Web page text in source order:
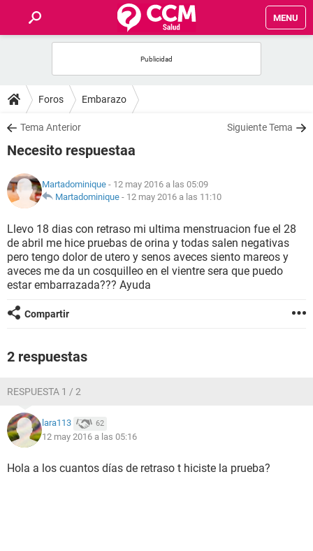
MENU
FOROS
SALUD
NUTRICIÓN
BIENESTAR
SEXUALIDAD
GLOSARIO
Foros Embarazo
Tema Anterior Siguiente Tema
Necesito respuestaa
Martadominique - 12 may 2016 a las 05:09
Martadominique - 12 may 2016 a las 11:10
Llevo 18 dias con retraso mi ultima menstruacion fue el 28
de abril me hice pruebas de orina y todas salen negativas
pero tengo dolor de utero y senos aveces siento mareos y
aveces me da un cosquilleo en el vientre sera que puedo
estar embarrazada??? Ayuda
Compartir
2 respuestas
RESPUESTA 1 / 2
lara113 62
12 may 2016 a las 05:16
Hola a los cuantos días de retraso t hiciste la prueba?